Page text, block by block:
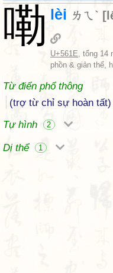
嘞 lèi ㄌㄟˋ [
U+561E, tổng 14
phồn & giản thể,
Từ điển phổ thông
(trợ từ chỉ sự hoàn tất)
Tự hình
2
Dị thể 1